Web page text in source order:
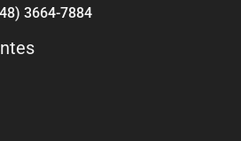
3664-7884